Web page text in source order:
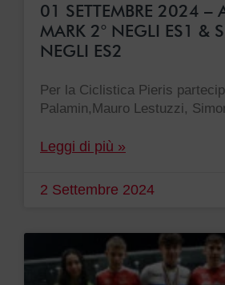
01 SETTEMBRE 2024 –
MARK 2° NEGLI ES1 &
NEGLI ES2
Per la Ciclistica Pieris
Palamin,Mauro Lestuzzi,
Leggi di più »
2 Settembre 2024